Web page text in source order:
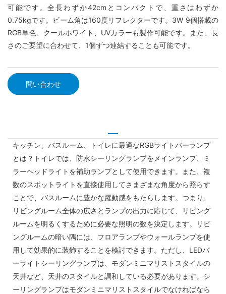
可能です。全長わずか42cmとコンパクトで、重さはわずか
0.75kgです。ビーム角は160度リフレクターです。3W 9個搭載の
RGB単色、クールホワイト、UVカラーも製作可能です。また、長
さのご要望に合わせて、1個ずつ連結することも可能です。
問い合わせ
キッチン、バスルーム、トイレに最適なRGBライトバーランプ
とは？トイレでは、防水シーリングランプをメインランプ、ミ
ラーヘッドライトを補助ランプとして使用できます。また、複
数のスポットライトを直接使用してさまざまな角度から照らす
ことで、バスルームに豊かな躍動感をもたらします。つまり、
リビングルーム全体の広さとランプの出力に応じて、リビング
ルームを明るくするために必要な照明の数を決定します。リビ
ングルームの暗い隅には、フロアランプやウォールランプを使
用して効果的に装飾することを検討できます。ただし、LEDバ
ーライトシーリングランプは、モダンミニマリストスタイルの
天井など、天井のスタイルと調和している必要があります。シ
ーリングランプはモダンミニマリストスタイルでなければなら